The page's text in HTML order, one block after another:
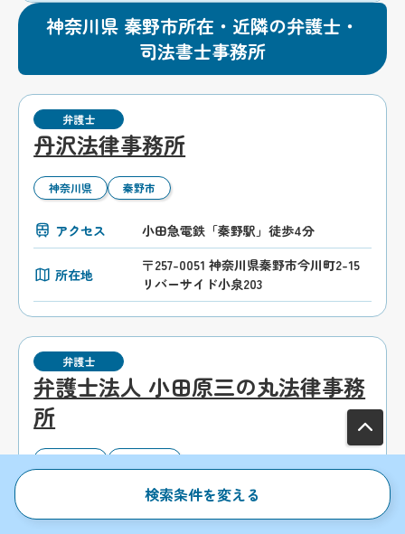
神奈川県 秦野市所在・近隣の弁護士・
司法書士事務所
弁護士
丹沢法律事務所
神奈川県 秦野市
アクセス 小田急電鉄「秦野駅」徒歩4分
所在地
〒257-0051 神奈川県秦野市今川町2-15
リバーサイド小泉203
弁護士
弁護士法人 小田原三の丸法律事務
所
神奈川県 小田原市
JR・小田急電鉄「小田原駅」徒歩11分
検索条件を変える